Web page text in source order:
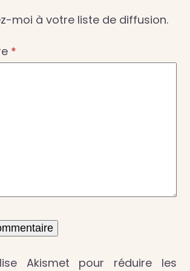
moi à votre liste de diffusion.
*
Akismet pour réduire les